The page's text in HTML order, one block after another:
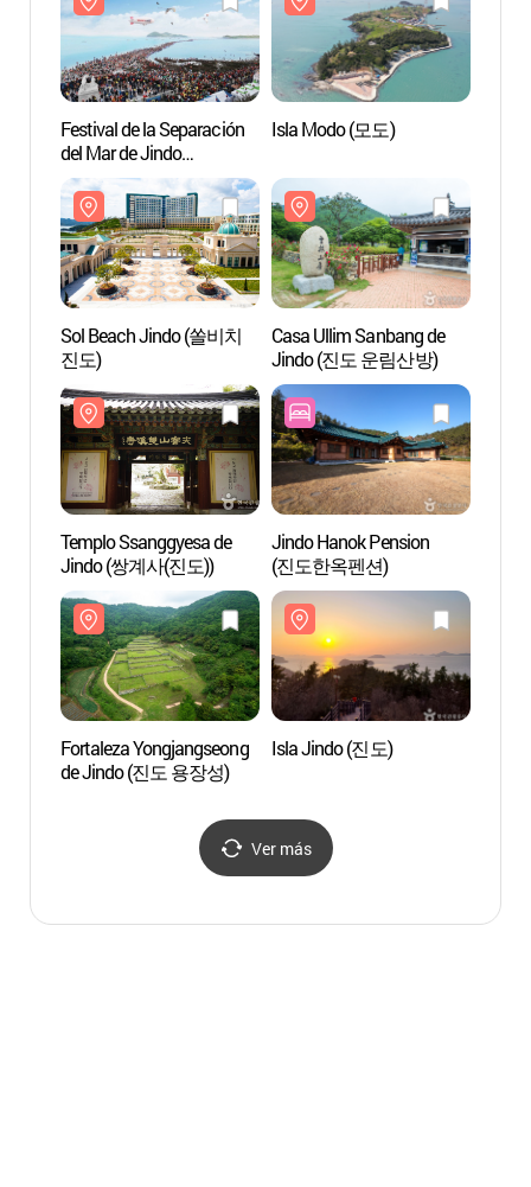
Festival de la Separación
del Mar de Jindo
(진도신비의바닷길 축제)
Isla Modo (모도)
Sol Beach Jindo (쏠비치
진도)
Casa Ullim Sanbang de
Jindo (진도 운림산방)
Templo Ssanggyesa de
Jindo (쌍계사(진도))
Jindo Hanok Pension
(진도한옥펜션)
Fortaleza Yongjangseong
de Jindo (진도 용장성)
Isla Jindo (진도)
Ver más